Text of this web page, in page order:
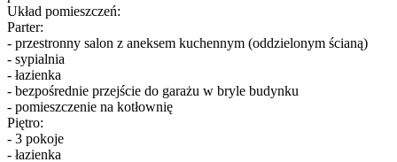
Układ pomieszczeń:
Parter:
- przestronny salon z aneksem kuchennym (oddzielonym ścianą)
- sypialnia
- łazienka
- bezpośrednie przejście do garażu w bryle budynku
- pomieszczenie na kotłownię
Piętro:
- 3 pokoje
- łazienka